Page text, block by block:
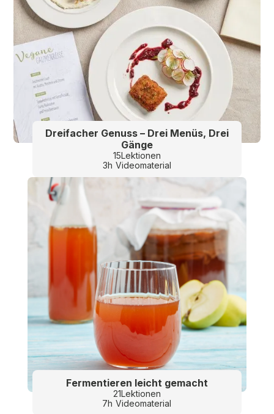
Dreifacher Genuss – Drei Menüs, Drei
Gänge
15Lektionen
3h Videomaterial
Fermentieren leicht gemacht
21Lektionen
7h Videomaterial